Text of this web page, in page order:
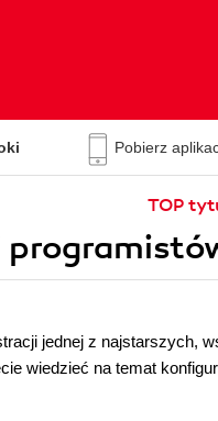
Pobierz
TOP
jednej z najstarszych,
wiedzieć na temat